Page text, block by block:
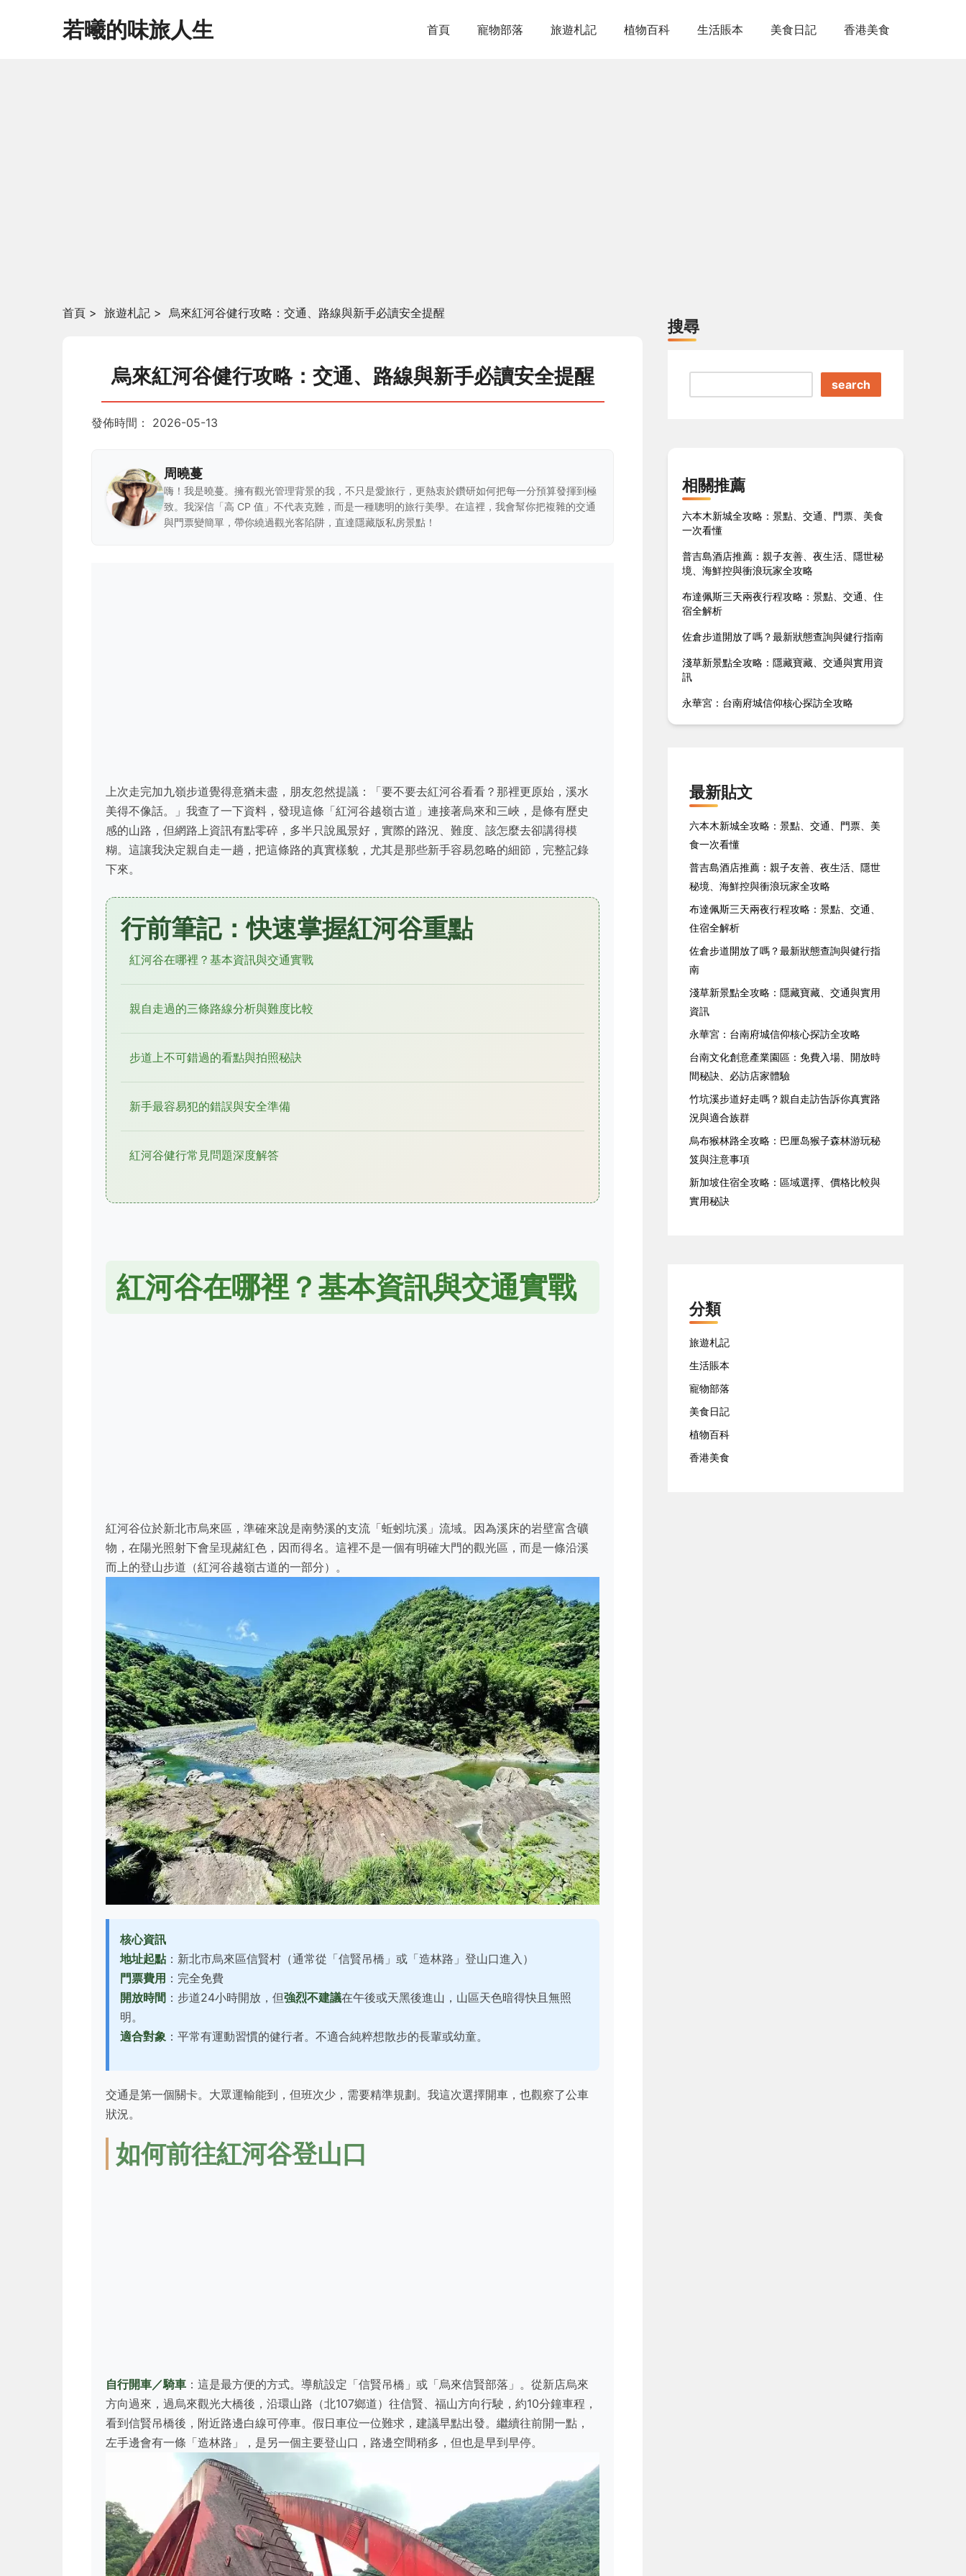
若曦的味旅人生 首頁 寵物部落 旅遊札記 植物百科 生活賬本 美食日記 香港美食
首頁 > 旅遊札記 > 烏來紅河谷健行攻略：交通、路線與新手必讀安全提醒
烏來紅河谷健行攻略：交通、路線與新手必讀安全提醒
發佈時間： 2026-05-13
周曉蔓
嗨！我是曉蔓。擁有觀光管理背景的我，不只是愛旅行，更熱衷於鑽研如何把每一分預算發揮到極
致。我深信「高 CP 值」不代表克難，而是一種聰明的旅行美學。在這裡，我會幫你把複雜的交通
與門票變簡單，帶你繞過觀光客陷阱，直達隱藏版私房景點！
上次走完加九嶺步道覺得意猶未盡，朋友忽然提議：「要不要去紅河谷看看？那裡更原始，溪水
美得不像話。」我查了一下資料，發現這條「紅河谷越嶺古道」連接著烏來和三峽，是條有歷史
感的山路，但網路上資訊有點零碎，多半只說風景好，實際的路況、難度、該怎麼去卻講得模
糊。這讓我決定親自走一趟，把這條路的真實樣貌，尤其是那些新手容易忽略的細節，完整記錄
下來。
行前筆記：快速掌握紅河谷重點
紅河谷在哪裡？基本資訊與交通實戰
親自走過的三條路線分析與難度比較
步道上不可錯過的看點與拍照秘訣
新手最容易犯的錯誤與安全準備
紅河谷健行常見問題深度解答
紅河谷在哪裡？基本資訊與交通實戰
紅河谷位於新北市烏來區，準確來說是南勢溪的支流「蚯蚓坑溪」流域。因為溪床的岩壁富含礦
物，在陽光照射下會呈現赭紅色，因而得名。這裡不是一個有明確大門的觀光區，而是一條沿溪
而上的登山步道（紅河谷越嶺古道的一部分）。
核心資訊
地址起點 ：新北市烏來區信賢村（通常從「信賢吊橋」或「造林路」登山口進入）
門票費用 ：完全免費
開放時間 ：步道24小時開放，但強烈不建議在午後或天黑後進山，山區天色暗得快且無照
明。
適合對象 ：平常有運動習慣的健行者。不適合純粹想散步的長輩或幼童。
交通是第一個關卡。大眾運輸能到，但班次少，需要精準規劃。我這次選擇開車，也觀察了公車
狀況。
如何前往紅河谷登山口
自行開車／騎車 ：這是最方便的方式。導航設定「信賢吊橋」或「烏來信賢部落」。從新店烏來
方向過來，過烏來觀光大橋後，沿環山路（北107鄉道）往信賢、福山方向行駛，約10分鐘車程，
看到信賢吊橋後，附近路邊白線可停車。假日車位一位難求，建議早點出發。繼續往前開一點，
左手邊會有一條「造林路」，是另一個主要登山口，路邊空間稍多，但也是早到早停。
搜尋
search
相關推薦
六本木新城全攻略：景點、交通、門票、美食
一次看懂
普吉島酒店推薦：親子友善、夜生活、隱世秘
境、海鮮控與衝浪玩家全攻略
布達佩斯三天兩夜行程攻略：景點、交通、住
宿全解析
佐倉步道開放了嗎？最新狀態查詢與健行指南
淺草新景點全攻略：隱藏寶藏、交通與實用資
訊
永華宮：台南府城信仰核心探訪全攻略
最新貼文
六本木新城全攻略：景點、交通、門票、美
食一次看懂
普吉島酒店推薦：親子友善、夜生活、隱世
秘境、海鮮控與衝浪玩家全攻略
布達佩斯三天兩夜行程攻略：景點、交通、
住宿全解析
佐倉步道開放了嗎？最新狀態查詢與健行指
南
淺草新景點全攻略：隱藏寶藏、交通與實用
資訊
永華宮：台南府城信仰核心探訪全攻略
台南文化創意產業園區：免費入場、開放時
間秘訣、必訪店家體驗
竹坑溪步道好走嗎？親自走訪告訴你真實路
況與適合族群
烏布猴林路全攻略：巴厘岛猴子森林游玩秘
笈與注意事項
新加坡住宿全攻略：區域選擇、價格比較與
實用秘訣
分類
旅遊札記
生活賬本
寵物部落
美食日記
植物百科
香港美食